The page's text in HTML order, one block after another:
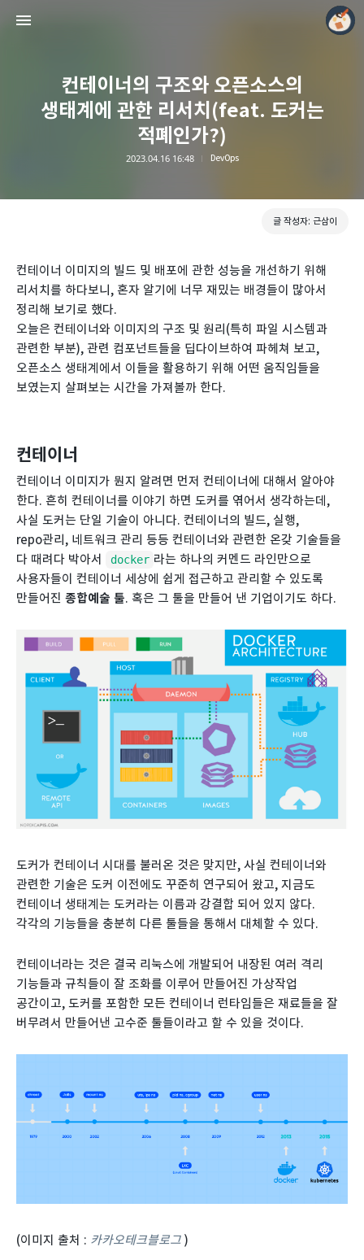
컨테이너의 구조와 오픈소스의
생태계에 관한 리서치(feat. 도커는
적폐인가?)
2023.04.16 16:48 DevOps
글 작성자: 근삼이
컨테이너 이미지의 빌드 및 배포에 관한 성능을 개선하기 위해
리서치를 하다보니, 혼자 알기에 너무 재밌는 배경들이 많아서
정리해 보기로 했다.
오늘은 컨테이너와 이미지의 구조 및 원리(특히 파일 시스템과
관련한 부분), 관련 컴포넌트들을 딥다이브하여 파헤쳐 보고,
오픈소스 생태계에서 이들을 활용하기 위해 어떤 움직임들을
보였는지 살펴보는 시간을 가져볼까 한다.
컨테이너
컨테이너 이미지가 뭔지 알려면 먼저 컨테이너에 대해서 알아야
한다. 흔히 컨테이너를 이야기 하면 도커를 엮어서 생각하는데,
사실 도커는 단일 기술이 아니다. 컨테이너의 빌드, 실행,
repo관리, 네트워크 관리 등등 컨테이너와 관련한 온갖 기술들을
다 때려다 박아서
docker 라는 하나의 커멘드 라인만으로
사용자들이 컨테이너 세상에 쉽게 접근하고 관리할 수 있도록
만들어진 종합예술 툴. 혹은 그 툴을 만들어 낸 기업이기도 하다.
도커가 컨테이너 시대를 불러온 것은 맞지만, 사실 컨테이너와
관련한 기술은 도커 이전에도 꾸준히 연구되어 왔고, 지금도
컨테이너 생태계는 도커라는 이름과 강결합 되어 있지 않다.
각각의 기능들을 충분히 다른 툴들을 통해서 대체할 수 있다.
컨테이너라는 것은 결국 리눅스에 개발되어 내장된 여러 격리
기능들과 규칙들이 잘 조화를 이루어 만들어진 가상작업
공간이고, 도커를 포함한 모든 컨테이너 런타임들은 재료들을 잘
버무려서 만들어낸 고수준 툴들이라고 할 수 있을 것이다.
(이미지 출처 : 카카오테크블로그 )
근삼이